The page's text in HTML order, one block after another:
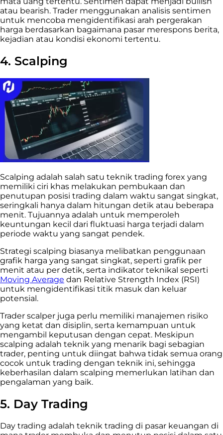
atau bearish. Trader menggunakan analisis sentimen
untuk mencoba mengidentifikasi arah pergerakan
harga berdasarkan bagaimana pasar merespons berita,
kejadian atau kondisi ekonomi tertentu.
4. Scalping
Scalping adalah salah satu teknik trading forex yang
memiliki ciri khas melakukan pembukaan dan
penutupan posisi trading dalam waktu sangat singkat,
seringkali hanya dalam hitungan detik atau beberapa
menit. Tujuannya adalah untuk memperoleh
keuntungan kecil dari fluktuasi harga terjadi dalam
periode waktu yang sangat pendek.
Strategi scalping biasanya melibatkan penggunaan
grafik harga yang sangat singkat, seperti grafik per
menit atau per detik, serta indikator teknikal seperti
Moving Average dan Relative Strength Index (RSI)
untuk mengidentifikasi titik masuk dan keluar
potensial.
Trader scalper juga perlu memiliki manajemen risiko
yang ketat dan disiplin, serta kemampuan untuk
mengambil keputusan dengan cepat. Meskipun
scalping adalah teknik yang menarik bagi sebagian
trader, penting untuk diingat bahwa tidak semua orang
cocok untuk trading dengan teknik ini, sehingga
keberhasilan dalam scalping memerlukan latihan dan
pengalaman yang baik.
5. Day Trading
Day trading adalah teknik trading di pasar keuangan di